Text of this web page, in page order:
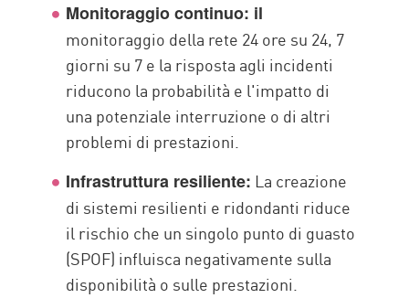
Monitoraggio continuo: il
monitoraggio della rete 24 ore su 24, 7
giorni su 7 e la risposta agli incidenti
riducono la probabilità e l'impatto di
una potenziale interruzione o di altri
problemi di prestazioni.
Infrastruttura resiliente: La creazione
di sistemi resilienti e ridondanti riduce
il rischio che un singolo punto di guasto
(SPOF) influisca negativamente sulla
disponibilità o sulle prestazioni.